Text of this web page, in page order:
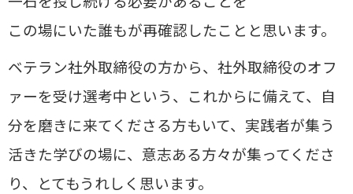
この場にいた誰もが再確認したことと思います。
ベテラン社外取締役の方から、社外取締役のオフ
ァーを受け選考中という、これからに備えて、自
分を磨きに来てくださる方もいて、実践者が集う
活きた学びの場に、意志ある方々が集ってくださ
り、とてもうれしく思います。